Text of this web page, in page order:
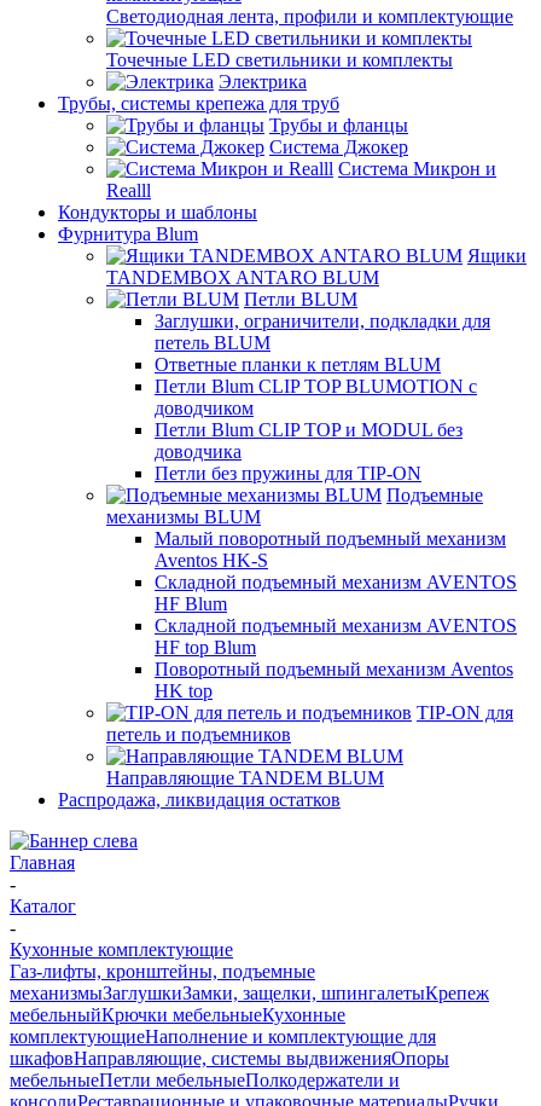
Светодиодная лента, профили и комплектующие
Точечные LED светильники и комплекты
Электрика
Трубы, системы крепежа для труб
Трубы и фланцы
Система Джокер
Система Микрон и
Realll
Кондукторы и шаблоны
Фурнитура Blum
Ящики
TANDEMBOX ANTARO BLUM
Петли BLUM
Заглушки, ограничители, подкладки для
петель BLUM
Ответные планки к петлям BLUM
Петли Blum CLIP TOP BLUMOTION с
доводчиком
Петли Blum CLIP TOP и MODUL без
доводчика
Петли без пружины для TIP-ON
Подъемные
механизмы BLUM
Малый поворотный подъемный механизм
Aventos HK-S
Складной подъемный механизм AVENTOS
HF Blum
Складной подъемный механизм AVENTOS
HF top Blum
Поворотный подъемный механизм Aventos
HK top
TIP-ON для
петель и подъемников
Направляющие TANDEM BLUM
Распродажа, ликвидация остатков
Главная
-
Каталог
-
Кухонные комплектующие
Газ-лифты, кронштейны, подъемные
механизмыЗаглушкиЗамки, защелки, шпингалетыКрепеж
мебельныйКрючки мебельныеКухонные
комплектующиеНаполнение и комплектующие для
шкафовНаправляющие, системы выдвиженияОпоры
мебельныеПетли мебельныеПолкодержатели и
консолиРеставрационные и упаковочные материалыРучки